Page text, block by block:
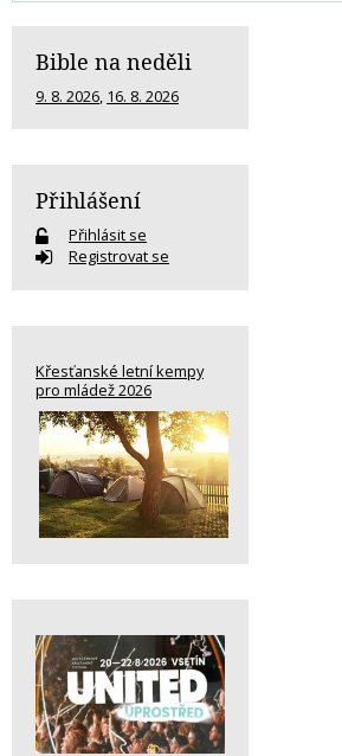
Bible na neděli
9. 8. 2026, 16. 8. 2026
Přihlášení
Přihlásit se
Registrovat se
Křesťanské letní kempy
pro mládež 2026